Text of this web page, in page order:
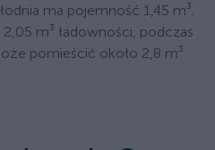
ma pojemność 1,45 m³.
m³ ładowności, podczas
pomieścić około 2,8 m³